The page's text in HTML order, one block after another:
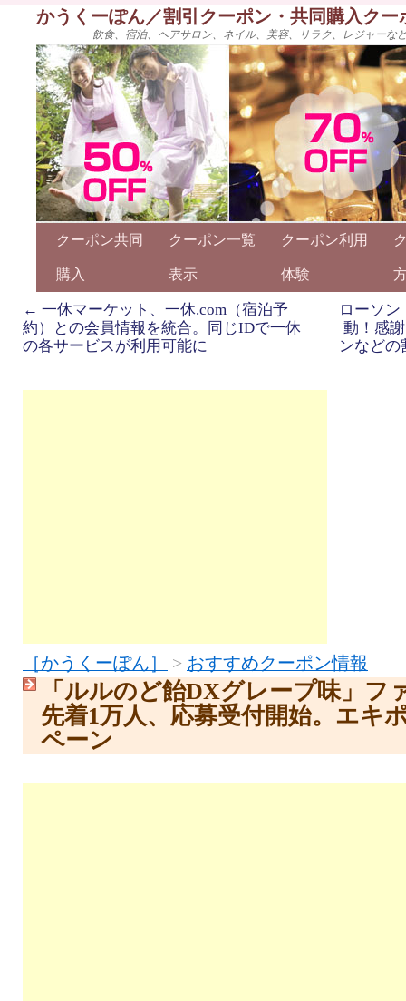
かうくーぽん／割引クーポン・共同購入ク
飲食、宿泊、ヘアサロン、ネイル、美容、リラク、レジャー
クーポン共同
購入
クーポン一覧
表示
クーポン利用
体験
← 一休マーケット、一休.com（宿泊予
約）との会員情報を統合。同じIDで一休
の各サービスが利用可能に
ローソ
動！感
ンなど
［かうくーぽん］ > おすすめクーポン情報
「ルルのど飴DXグレープ味」フ
先着1万人、応募受付開始。エキ
ペーン